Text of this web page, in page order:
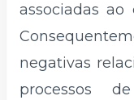
associadas ao
negativas
processos